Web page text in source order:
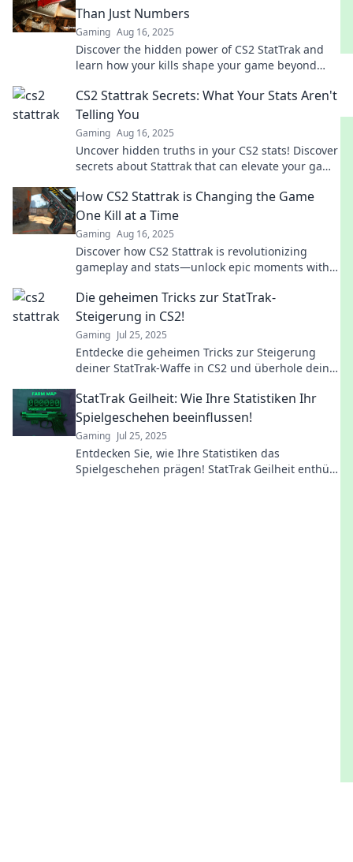
Than Just Numbers
Gaming Aug 16, 2025
Discover the hidden power of CS2 StatTrak and
learn how your kills shape your game beyond
CS2 Stattrak Secrets: What Your Stats Aren't
Telling You
Gaming Aug 16, 2025
Uncover hidden truths in your CS2 stats! Discover
secrets about Stattrak that can elevate your game
How CS2 Stattrak is Changing the Game
One Kill at a Time
Gaming Aug 16, 2025
Discover how CS2 Stattrak is revolutionizing
gameplay and stats—unlock epic moments with
Die geheimen Tricks zur StatTrak-
Steigerung in CS2!
Gaming Jul 25, 2025
Entdecke die geheimen Tricks zur Steigerung
deiner StatTrak-Waffe in CS2 und überhole deine
StatTrak Geilheit: Wie Ihre Statistiken Ihr
Spielgeschehen beeinflussen!
Gaming Jul 25, 2025
Entdecken Sie, wie Ihre Statistiken das
Spielgeschehen prägen! StatTrak Geilheit enthüllt